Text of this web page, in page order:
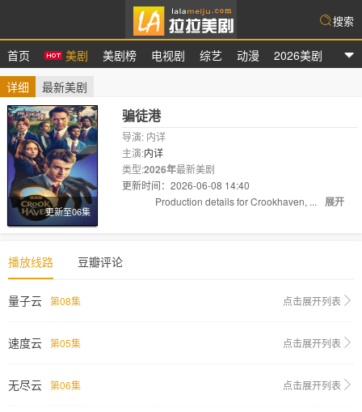
首页 美剧 美剧榜 电视剧 综艺 动漫 2026美剧
搜索
详细 最新美剧
更新至06集
骗徒港
导演: 内详
主演:内详
类型:2026年最新美剧
更新时间：2026-06-08 14:40
Production details for Crookhaven, ... 展开
播放线路 豆瓣评论
量子云 第08集 点击展开列表
速度云 第05集 点击展开列表
无尽云 第06集 点击展开列表